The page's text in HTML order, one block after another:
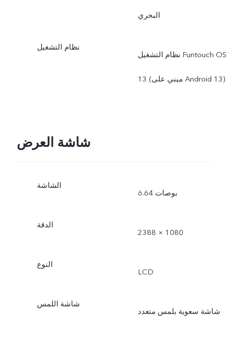
البحري
نظام التشغيل
نظام التشغيل Funtouch OS
13 (مبني على Android 13)
شاشة العرض
الشاشة
6.64 بوصات
الدقة
2388 × 1080
النوع
LCD
شاشة اللمس
شاشة سعوية بلمس متعدد